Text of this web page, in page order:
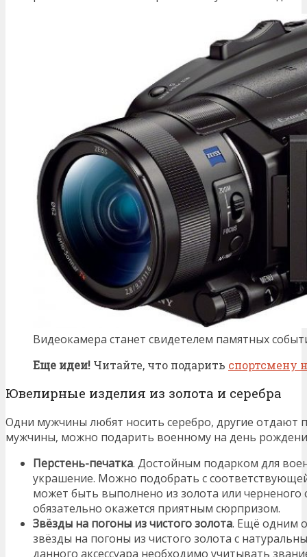
Видеокамера станет свидетелем памятных
Еще идеи! Читайте, что подарить спортсмену
Ювелирные изделия из золота и серебра
Одни мужчины любят носить серебро, другие отдают
мужчины, можно подарить военному на день
Перстень-печатка. Достойным подарком для
украшение. Можно подобрать с
может быть выполнено из золота или черненого
обязательно окажется приятным сюрпризом.
Звёзды на погоны из чистого золота. Ещё одним
звёзды на погоны из чистого золота с
данного аксессуара необходимо учитывать